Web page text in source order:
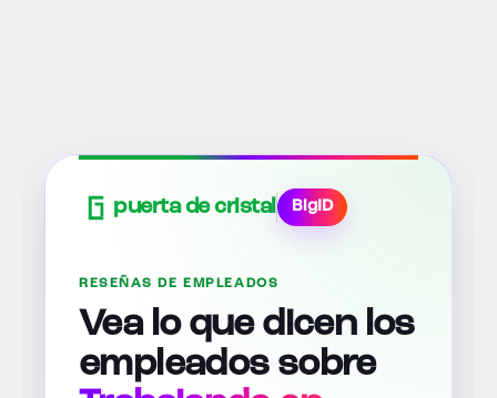
puerta de cristal BigID
RESEÑAS DE EMPLEADOS
Vea lo que dicen los
empleados sobre